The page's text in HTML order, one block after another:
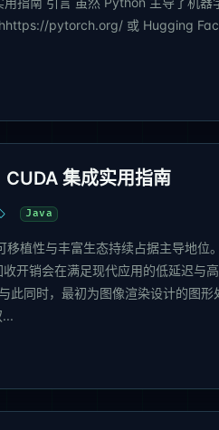
pytorch.org/ 或 Hugging
集成实用指南
Java
植性与丰富生态持续占据主导地位
开销会在满足现代应用的低延迟与
此同时，最初为图像渲染设计的图